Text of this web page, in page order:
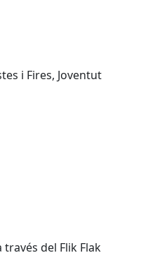
i Fires, Joventut
del Flik Flak